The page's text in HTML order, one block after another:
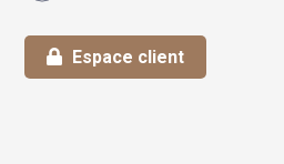
Espace client